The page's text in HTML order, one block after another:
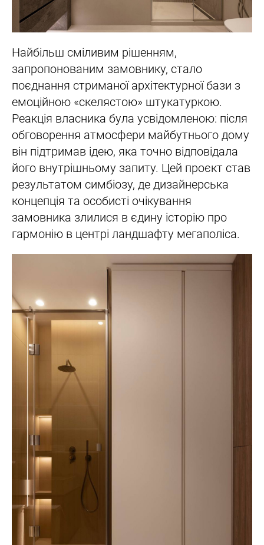
Найбільш сміливим рішенням,
запропонованим замовнику, стало
поєднання стриманої архітектурної бази з
емоційною «скелястою» штукатуркою.
Реакція власника була усвідомленою: після
обговорення атмосфери майбутнього дому
він підтримав ідею, яка точно відповідала
його внутрішньому запиту. Цей проєкт став
результатом симбіозу, де дизайнерська
концепція та особисті очікування
замовника злилися в єдину історію про
гармонію в центрі ландшафту мегаполіса.